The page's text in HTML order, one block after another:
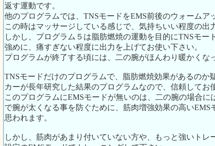
返す運動です。
他のプログラムでは、TNSモードをEMS前後のウォームア
この時はマッサージしている感じで、気持ちいい程度の出
しかし、プログラム５は脂肪燃焼の運動を目的にTNSモー
強めに、痛すぎない程度に出力を上げてお使い下さい。
プログラムが終了する頃には、二の腕がほんわり暖かくな
TNSモードだけのプログラムで、脂肪燃焼効果があるのか
カーが長年研究した結果のプログラムなので、信頼してお
このプログラムにEMSモードが無いのは、二の腕の場合に
で腕が太くなる事を防ぐために、筋肉増強効果の高いEMS
思われます。
しかし、筋肉があまり付いていない方や、もっと強いト